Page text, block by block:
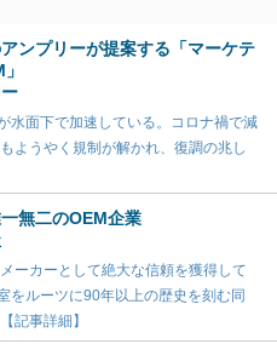
ンプリーが提案する「マーケテ
水面下で加速している。コロナ禍で減
ようやく規制が解かれ、復調の兆し
無二のOEM企業
ーカーとして絶大な信頼を獲得して
をルーツに90年以上の歴史を刻む同
記事詳細】